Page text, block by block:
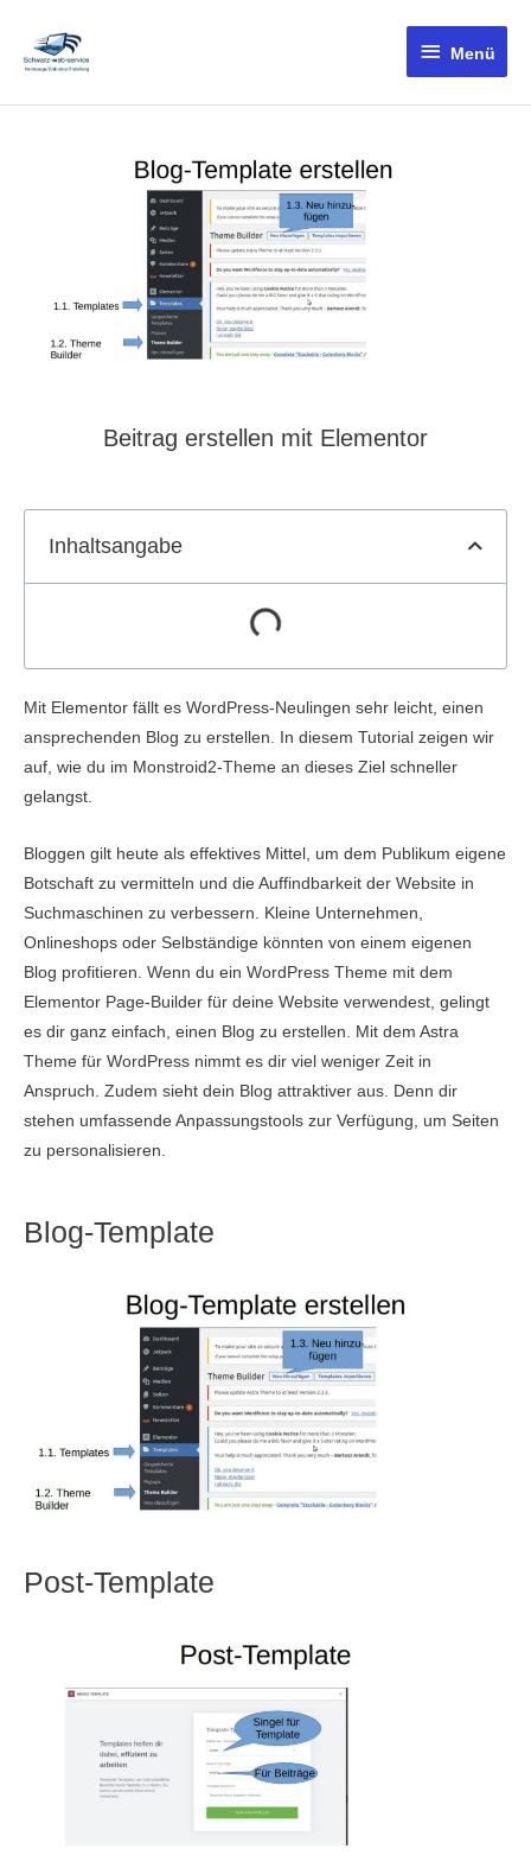
Menü
Beitrag erstellen mit Elementor
Inhaltsangabe
Mit Elementor fällt es WordPress-Neulingen sehr leicht, einen
ansprechenden Blog zu erstellen. In diesem Tutorial zeigen wir
auf, wie du im Monstroid2-Theme an dieses Ziel schneller
gelangst.
Bloggen gilt heute als effektives Mittel, um dem Publikum eigene
Botschaft zu vermitteln und die Auffindbarkeit der Website in
Suchmaschinen zu verbessern. Kleine Unternehmen,
Onlineshops oder Selbständige könnten von einem eigenen
Blog profitieren. Wenn du ein WordPress Theme mit dem
Elementor Page-Builder für deine Website verwendest, gelingt
es dir ganz einfach, einen Blog zu erstellen. Mit dem Astra
Theme für WordPress nimmt es dir viel weniger Zeit in
Anspruch. Zudem sieht dein Blog attraktiver aus. Denn dir
stehen umfassende Anpassungstools zur Verfügung, um Seiten
zu personalisieren.
Blog-Template
Post-Template